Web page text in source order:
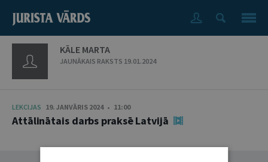
KĀLE MARTA
JAUNĀKAIS RAKSTS 19.01.2024
LEKCIJAS 19. JANVĀRIS 2024 • 11:00
Attālinātais darbs praksē Latvijā